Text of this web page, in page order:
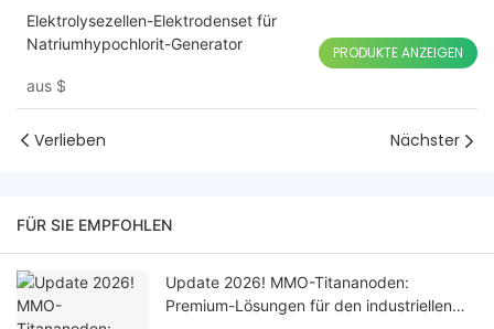
Elektrolysezellen-Elektrodenset für
Natriumhypochlorit-Generator
aus $
PRODUKTE ANZEIGEN
Verlieben Nächster
FÜR SIE EMPFOHLEN
Update 2026! MMO-Titananoden:
Premium-Lösungen für den industriellen